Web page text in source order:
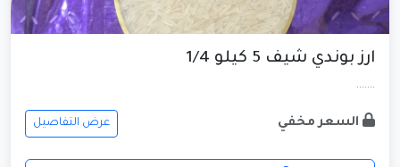
ارز بوندي شيف 5 كيلو 1/4
.......
السعر مخفي عرض التفاصيل